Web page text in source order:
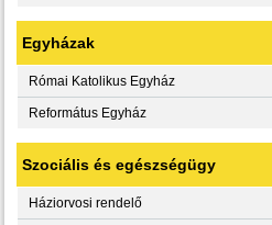
Egyházak
Római Katolikus Egyház
Református Egyház
Szociális és egészségügy
Háziorvosi rendelő